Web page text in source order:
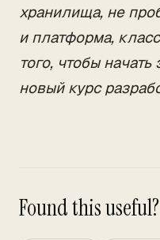
хранилища, не
и платформа,
того, чтобы начать
новый курс
Found this